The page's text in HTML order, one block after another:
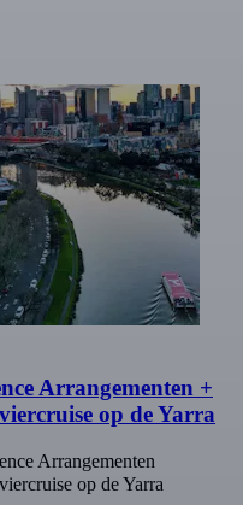
Arrangementen +
op de Yarra
Arrangementen
op de Yarra